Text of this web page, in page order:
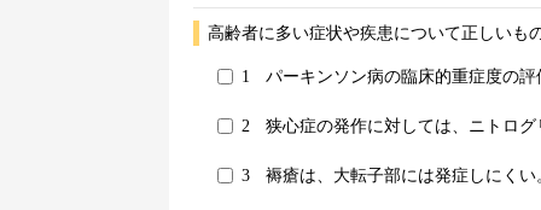
高齢者に多い症状や疾患について正しいも
1 パーキンソン病の臨床的重症度の
2 狭心症の発作に対しては、ニトロ
3 褥瘡は、大転子部には発症しにくい